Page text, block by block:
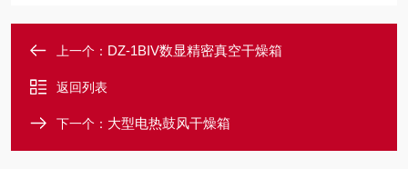
上一个： DZ-1BIV数显精密真空干燥箱
返回列表
下一个： 大型电热鼓风干燥箱